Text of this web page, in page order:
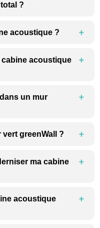
?
acoustique ?
cabine acoustique
un mur
greenWall ?
ma cabine
acoustique